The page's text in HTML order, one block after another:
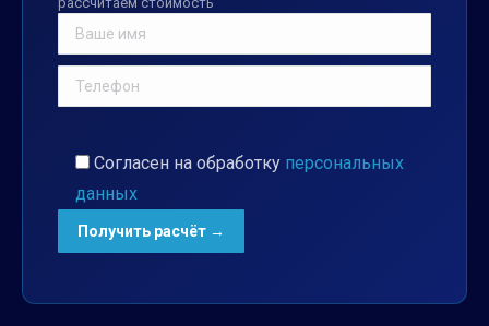
Согласен на обработку персональных
данных